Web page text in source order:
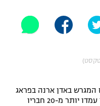
טקסט)
המגרש באדן ארנה בפראג
והציג את עצמו בחיוך מבוייש. מסביבו עמדו יותר מ-20 חבריו